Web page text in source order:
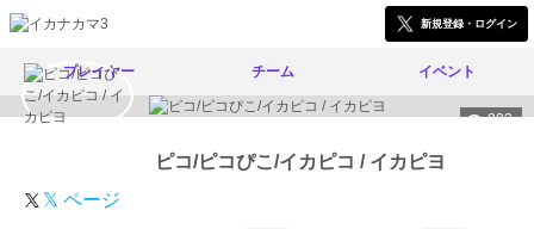
新規登録・ログイン
プレイヤー チーム イベント
993
ピコ/ピコぴこ/イカピコ / イカピヨ
𝕏 ページ